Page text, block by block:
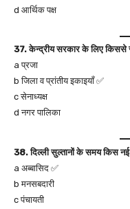
d आर्थिक पक्ष
37. केन्द्रीय सरकार के लिए किससे
a प्रजा
b जिला व प्रांतीय इकाइयाँ ✅
c सेनाध्यक्ष
d नगर पालिका
38. दिल्ली सुल्तानों के समय किस
a अब्बासिद ✅
b मनसबदारी
c पंचायती